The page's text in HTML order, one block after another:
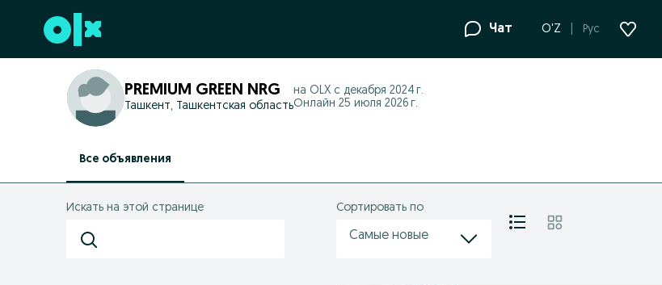
Перейти к нижнему колонтитулу Чат O'Z Рус
PREMIUM GREEN NRG
Ташкент, Ташкентская область
на OLX с декабря 2024 г.
Онлайн 25 июля 2026 г.
Все объявления
Искать на этой странице Сортировать по
Самые новые